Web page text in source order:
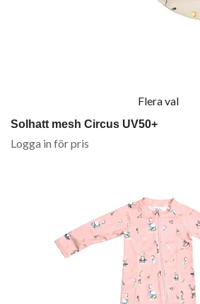
Flera val
Solhatt mesh Circus UV50+
Logga in för pris